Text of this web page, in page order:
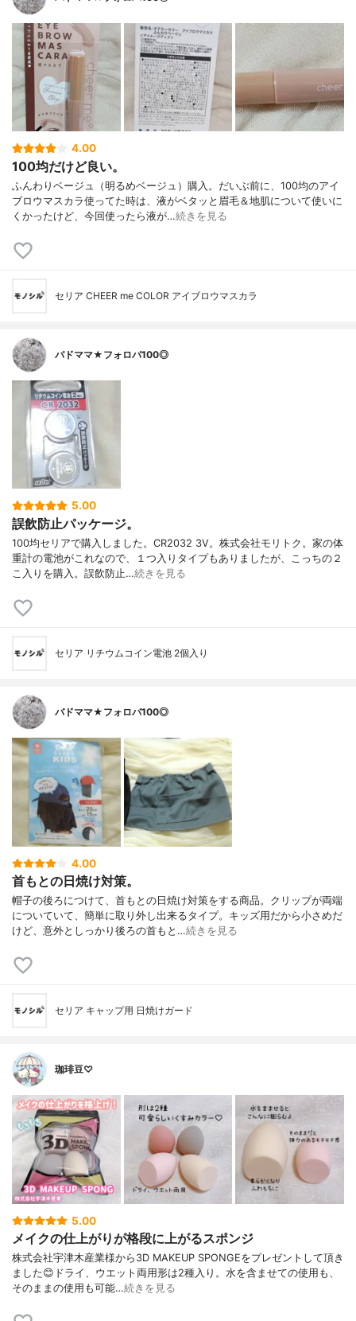
4.00
100均だけど良い。
ふんわりベージュ（明るめベージュ）購入。だいぶ前に、100均のアイ
ブロウマスカラ使ってた時は、液がベタッと眉毛＆地肌について使いに
くかったけど、今回使ったら液が…続きを見る
セリア CHEER me COLOR アイブロウマスカラ
バドママ★フォロバ100◎
5.00
誤飲防止パッケージ。
100均セリアで購入しました。CR2032 3V。株式会社モリトク。家の体
重計の電池がこれなので、１つ入りタイプもありましたが、こっちの２
こ入りを購入。誤飲防止…続きを見る
セリア リチウムコイン電池 2個入り
バドママ★フォロバ100◎
4.00
首もとの日焼け対策。
帽子の後ろにつけて、首もとの日焼け対策をする商品。クリップが両端
についていて、簡単に取り外し出来るタイプ。キッズ用だから小さめだ
けど、意外としっかり後ろの首もと…続きを見る
セリア キャップ用 日焼けガード
珈琲豆♡
5.00
メイクの仕上がりが格段に上がるスポンジ
株式会社宇津木産業様から3D MAKEUP SPONGEをプレゼントして頂き
ました😊ドライ、ウエット両用形は2種入り。水を含ませての使用も、
そのままの使用も可能…続きを見る